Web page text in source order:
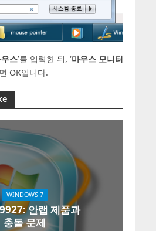
스’를 입력한 뒤, ‘마우스 모니터
OK입니다.
WINDOWS 7
안랩 제품과
충돌 문제